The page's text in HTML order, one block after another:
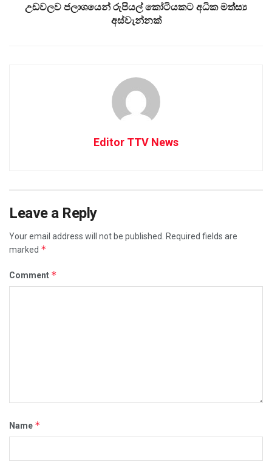
උඩවලව ජලාශයෙන් රුපියල් කෝටියකට අධික මත්ස්‍ය
අස්වැන්නක්
Editor TTV News
Leave a Reply
Your email address will not be published.
Required fields are
marked *
Comment *
Name *